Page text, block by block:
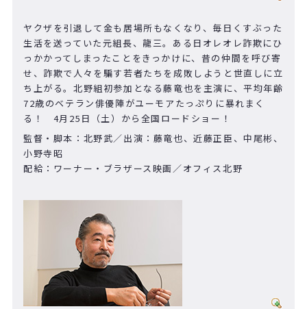
ヤクザを引退して金も居場所もなくなり、毎日くすぶった
生活を送っていた元組長、龍三。ある日オレオレ詐欺にひ
っかかってしまったことをきっかけに、昔の仲間を呼び寄
せ、詐欺で人々を騙す若者たちを成敗しようと世直しに立
ち上がる。北野組初参加となる藤竜也を主演に、平均年齢
72歳のベテラン俳優陣がユーモアたっぷりに暴れまく
る！ 4月25日（土）から全国ロードショー！
監督・脚本：北野武／出演：藤竜也、近藤正臣、中尾彬、
小野寺昭
配給：ワーナー・ブラザース映画／オフィス北野